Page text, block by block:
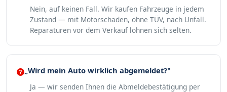
Nein, auf keinen Fall. Wir kaufen Fahrzeuge in jedem
Zustand — mit Motorschaden, ohne TÜV, nach Unfall.
Reparaturen vor dem Verkauf lohnen sich selten.
„Wird mein Auto wirklich abgemeldet?"
Ja — wir senden Ihnen die Abmeldebestätigung per